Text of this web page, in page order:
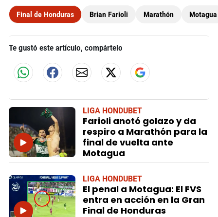
Final de Honduras Brian Farioli Marathón Motagua
Te gustó este artículo, compártelo
LIGA HONDUBET
Farioli anotó golazo y da
respiro a Marathón para la
final de vuelta ante
Motagua
LIGA HONDUBET
El penal a Motagua: El FVS
entra en acción en la Gran
Final de Honduras